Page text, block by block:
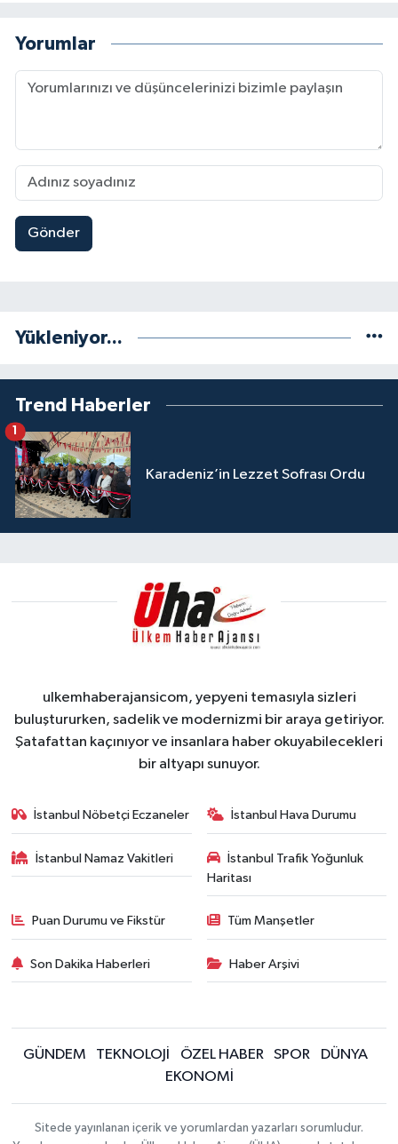
Yorumlar
Gönder
Yükleniyor...
Trend Haberler
Karadeniz’in Lezzet Sofrası Ordu
1
ulkemhaberajansicom, yepyeni temasıyla sizleri
buluştururken, sadelik ve modernizmi bir araya getiriyor.
Şatafattan kaçınıyor ve insanlara haber okuyabilecekleri
bir altyapı sunuyor.
İstanbul Nöbetçi Eczaneler İstanbul Hava Durumu
İstanbul Namaz Vakitleri
İstanbul Trafik Yoğunluk
Haritası
Puan Durumu ve Fikstür Tüm Manşetler
Son Dakika Haberleri Haber Arşivi
GÜNDEM TEKNOLOJİ ÖZEL HABER SPOR
DÜNYA
EKONOMİ
Sitede yayınlanan içerik ve yorumlardan yazarları sorumludur.